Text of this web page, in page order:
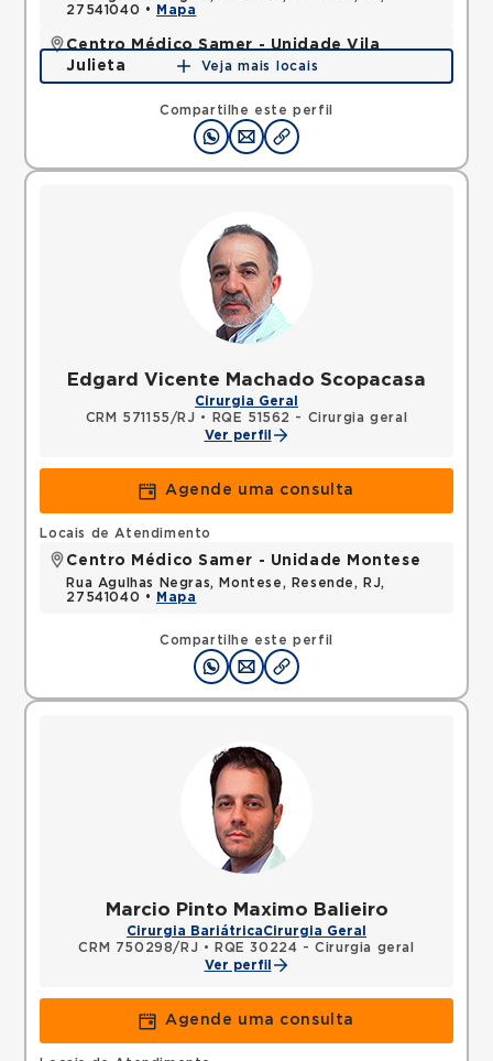
Compartilhe este perfil
27541040 •
Mapa
Centro Médico Samer - Unidade Vila
Julieta
Avenida Tenente-coronel Adalberto Mendes, Vila
Julieta, Resende, RJ, 27520301 •
Mapa
Veja mais locais
Edgard Vicente Machado Scopacasa
Cirurgia Geral
CRM 571155/RJ •
RQE 51562 - Cirurgia geral
Ver perfil
Agende uma consulta
Compartilhe este perfil
Locais de Atendimento
Centro Médico Samer - Unidade Montese
Rua Agulhas Negras, Montese, Resende, RJ,
27541040 •
Mapa
Marcio Pinto Maximo Balieiro
Cirurgia BariátricaCirurgia Geral
CRM 750298/RJ •
RQE 30224 - Cirurgia geral
Ver perfil
Agende uma consulta